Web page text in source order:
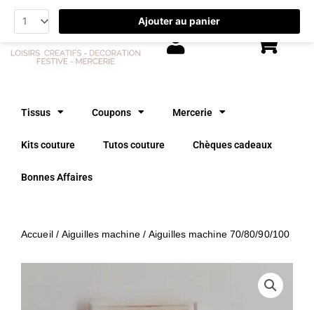
Aller
Tissus Coupons Mercerie
Kits couture Tutos couture Chèques cadeaux
Bonnes Affaires
Accueil/Aiguilles machine/ Aiguilles machine 70/80/90/100
Ajouter au panier